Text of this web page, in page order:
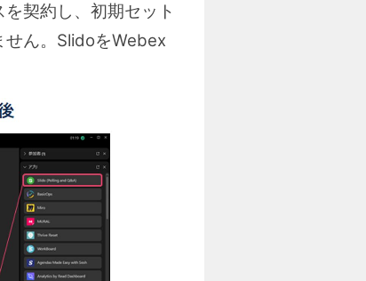
契約し、初期セット
せん。SlidoをWebex